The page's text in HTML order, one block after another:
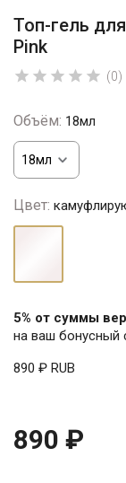
Топ-гель
Pink
     (0)
Объём: 18мл
Цвет:
5% от суммы
на ваш бонусный
890 ₽ RUB
890 ₽